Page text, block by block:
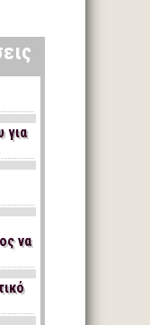
για
να